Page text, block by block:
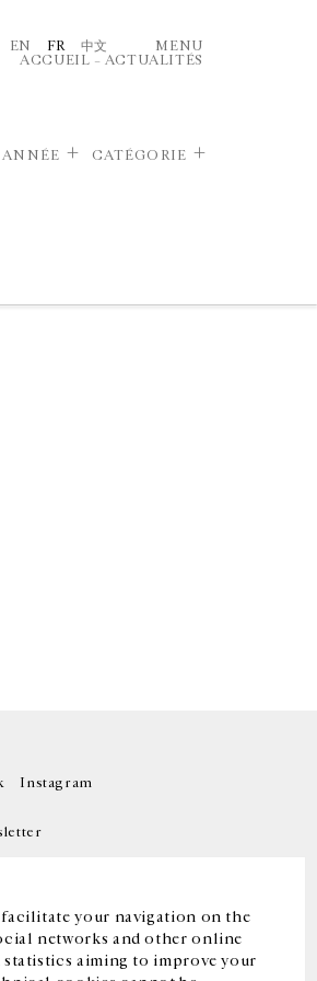
your navigation on the
networks and other online
aiming to improve your
EN FR 中文
MENU
ACCUEIL – ACTUALITÉS
ANNÉE CATÉGORIE
Instagram